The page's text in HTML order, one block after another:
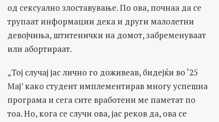
од сексуално злоставување. По ова, почнаа да се
трупаат информации дека и други малолетни
девојчиња, штитенички на домот, забременуваат
или абортираат.
„Тој случај јас лично го доживеав, бидејќи во ‘25
Мај’ како студент имплементирав многу успешна
програма и сега сите вработени ме памeтат по
тоа. Но, кога се случи ова, јас реков да, ова се